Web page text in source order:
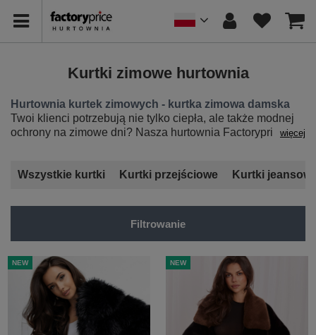
Kurtki zimowe hurtownia
Hurtownia kurtek zimowych - kurtka zimowa damska
Twoi klienci potrzebują nie tylko ciepła, ale także modnej
ochrony na zimowe dni? Nasza hurtownia Factoryprice.eu
zapewnimy Twoim klientom modny wygląd w sezonie
modele od sprawdzonych producentów, które na pewno
zyskają uznanie w oczach klientów.
więcej
Wszystkie kurtki Kurtki przejściowe Kurtki
Filtrowanie
NEW NEW